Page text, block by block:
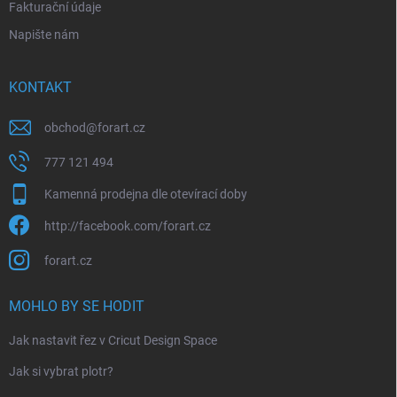
Fakturační údaje
Napište nám
KONTAKT
obchod@forart.cz
777 121 494
Kamenná prodejna dle otevírací doby
http://facebook.com/forart.cz
forart.cz
MOHLO BY SE HODIT
Jak nastavit řez v Cricut Design Space
Jak si vybrat plotr?